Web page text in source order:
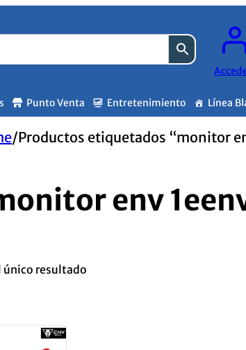
Punto Venta Entretenimiento Línea
/Productos etiquetados “monitor
env
único resultado